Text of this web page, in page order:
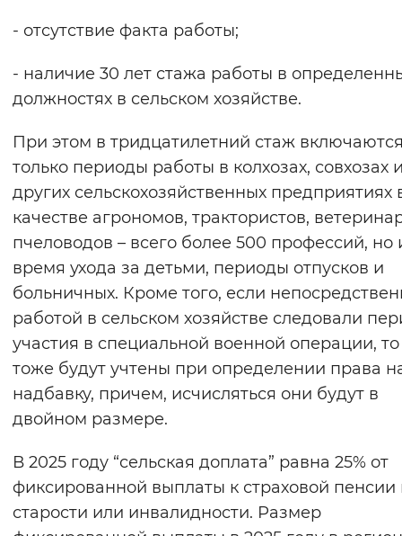
- отсутствие факта работы;
- наличие 30 лет стажа работы в
должностях в сельском хозяйстве.
При этом в тридцатилетний стаж
только периоды работы в колхозах, совхозах
других сельскохозяйственных предприятиях
качестве агрономов, трактористов,
пчеловодов – всего более 500 профессий, но
время ухода за детьми, периоды отпусков и
больничных. Кроме того, если
работой в сельском хозяйстве следовали
участия в специальной военной операции,
тоже будут учтены при определении права
надбавку, причем, исчисляться они будут в
двойном размере.
В 2025 году “сельская доплата” равна 25% от
фиксированной выплаты к страховой пенсии
старости или инвалидности. Размер